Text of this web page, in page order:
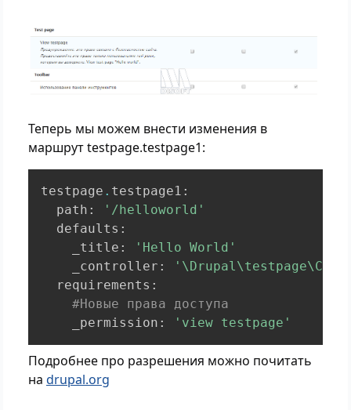
Теперь мы можем внести изменения в
маршрут testpage.testpage1:
testpage . testpage1 :
  path
:
'/helloworld'
  defaults
:
    _title
:
'Hello World'
    _controller
:
  requirements
:
#Новые права доступа
    _permission
: 'view testpage'
Подробнее про разрешения можно почитать
на drupal.org